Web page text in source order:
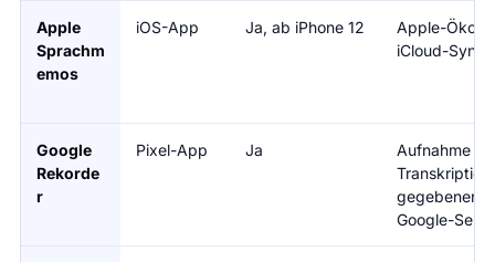
Apple
Sprachm
emos
iOS-App Ja, ab iPhone 12
Apple-
iCloud-Sync
Google
Rekorde
r
Pixel-App Ja
Aufnahme
Transkription
Google-